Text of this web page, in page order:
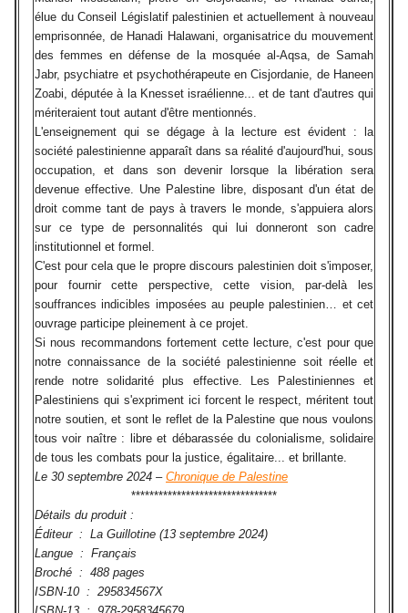
élue du Conseil Législatif palestinien et actuellement à nouveau
emprisonnée, de Hanadi Halawani, organisatrice du mouvement
des femmes en défense de la mosquée al-Aqsa, de Samah
Jabr, psychiatre et psychothérapeute en Cisjordanie, de Haneen
Zoabi, députée à la Knesset israélienne... et de tant d'autres qui
mériteraient tout autant d'être mentionnés.
L'enseignement qui se dégage à la lecture est évident : la
société palestinienne apparaît dans sa réalité d'aujourd'hui, sous
occupation, et dans son devenir lorsque la libération sera
devenue effective. Une Palestine libre, disposant d'un état de
droit comme tant de pays à travers le monde, s'appuiera alors
sur ce type de personnalités qui lui donneront son cadre
institutionnel et formel.
C'est pour cela que le propre discours palestinien doit s'imposer,
pour fournir cette perspective, cette vision, par-delà les
souffrances indicibles imposées au peuple palestinien… et cet
ouvrage participe pleinement à ce projet.
Si nous recommandons fortement cette lecture, c'est pour que
notre connaissance de la société palestinienne soit réelle et
rende notre solidarité plus effective. Les Palestiniennes et
Palestiniens qui s'expriment ici forcent le respect, méritent tout
notre soutien, et sont le reflet de la Palestine que nous voulons
tous voir naître : libre et débarassée du colonialisme, solidaire
de tous les combats pour la justice, égalitaire... et brillante.
Le 30 septembre 2024 – Chronique de Palestine
********************************
Détails du produit :
Éditeur ‏ : ‎ La Guillotine (13 septembre 2024)
Langue ‏ : ‎ Français
Broché ‏ : ‎ 488 pages
ISBN-10 ‏ : ‎ 295834567X